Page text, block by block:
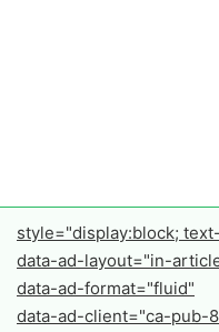
style="display:block;
data-ad-layout="in-
data-ad-format="fluid"
data-ad-client="ca-pub-